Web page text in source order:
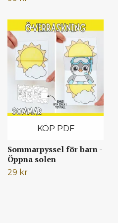
KÖP PDF
Sommarpyssel för barn -
Öppna solen
29 kr